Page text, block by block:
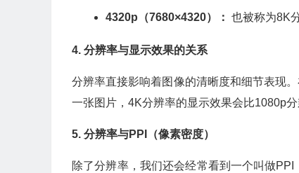
4320p（7680×4320）： 也被称为8K
4. 分辨率与显示效果的关系
分辨率直接影响着图像的清晰度和细节表现
一张图片，4K分辨率的显示效果会比1080p
5. 分辨率与PPI（像素密度）
除了分辨率，我们还会经常看到一个叫做